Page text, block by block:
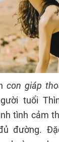
con giáp
tuổi
tình cảm
đường.